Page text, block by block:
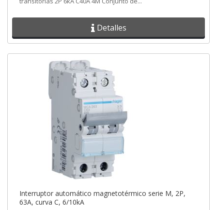
Detalles
Interruptor automático magnetotérmico serie M, 2P,
63A, curva C, 6/10kA